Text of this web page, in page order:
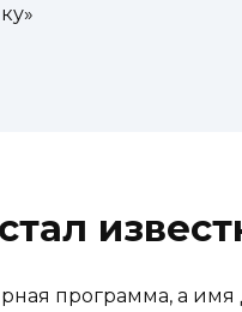
программа, а